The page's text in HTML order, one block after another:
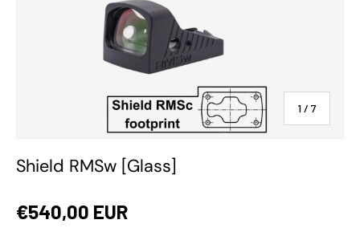
1/ de
7
Shield RMSw [Glass]
€540,00 EUR